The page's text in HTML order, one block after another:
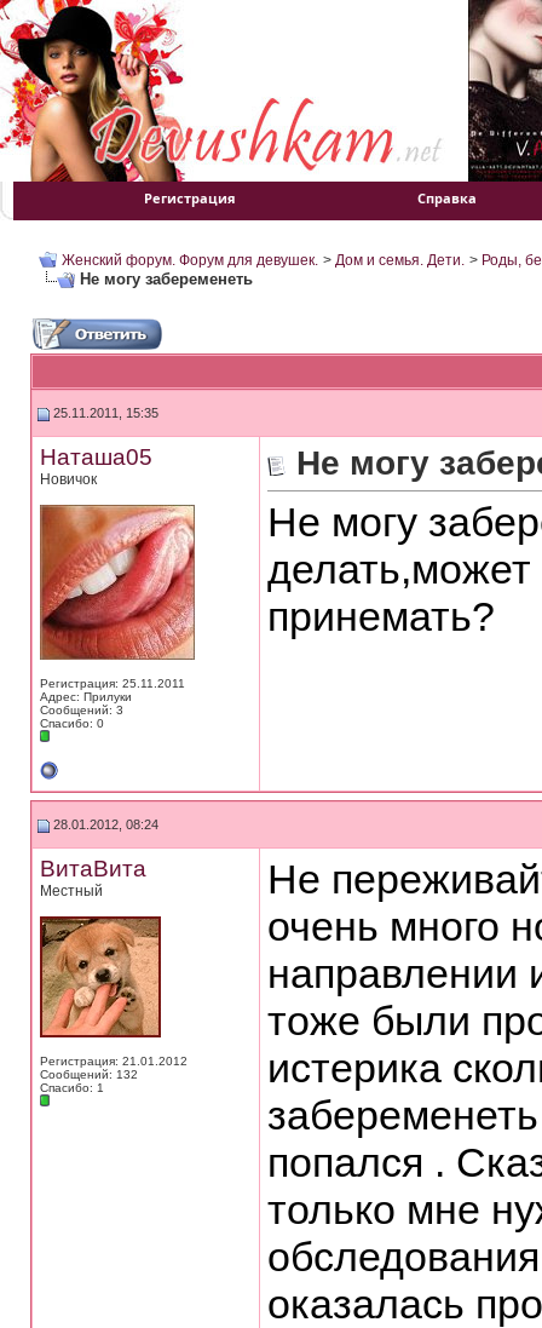
Регистрация Справка
Женский форум. Форум для девушек. > Дом и семья. Дети. > Роды,
Не могу забеременеть
25.11.2011, 15:35
Наташа05
Новичок
Регистрация: 25.11.2011
Адрес: Прилуки
Сообщений: 3
Спасибо: 0
Не могу
Не могу
делать,может
принемать?
28.01.2012, 08:24
ВитаВита
Местный
Регистрация: 21.01.2012
Сообщений: 132
Спасибо: 1
Не
очень много
направлении
тоже были
истерика
попался .
только мне
оказалась